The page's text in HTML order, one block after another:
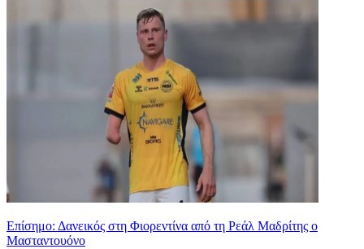
Επίσημο: Δανεικός στη Φιορεντίνα από τη Ρεάλ Μαδρίτης ο
Μασταντουόνο